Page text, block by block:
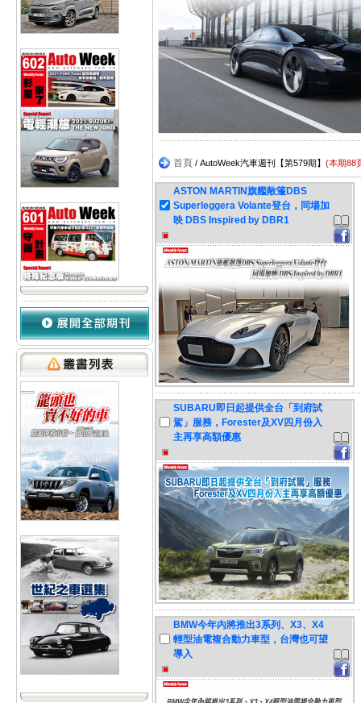
首頁 / AutoWeek汽車週刊【第579期】 (本期88
ASTON MARTIN旗艦敞篷DBS
Superleggera Volante登台，同場加
映 DBS Inspired by DBR1
SUBARU即日起提供全台「到府試
駕」服務，Forester及XV四月份入
主再享高額優惠
BMW今年內將推出3系列、X3、X4
輕型油電複合動力車型，台灣也可望
導入